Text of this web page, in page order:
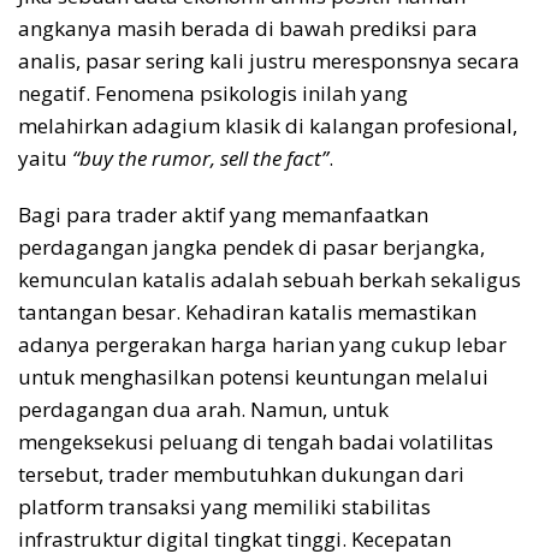
angkanya masih berada di bawah prediksi para
analis, pasar sering kali justru meresponsnya secara
negatif. Fenomena psikologis inilah yang
melahirkan adagium klasik di kalangan profesional,
yaitu “buy the rumor, sell the fact”.
Bagi para trader aktif yang memanfaatkan
perdagangan jangka pendek di pasar berjangka,
kemunculan katalis adalah sebuah berkah sekaligus
tantangan besar. Kehadiran katalis memastikan
adanya pergerakan harga harian yang cukup lebar
untuk menghasilkan potensi keuntungan melalui
perdagangan dua arah. Namun, untuk
mengeksekusi peluang di tengah badai volatilitas
tersebut, trader membutuhkan dukungan dari
platform transaksi yang memiliki stabilitas
infrastruktur digital tingkat tinggi. Kecepatan